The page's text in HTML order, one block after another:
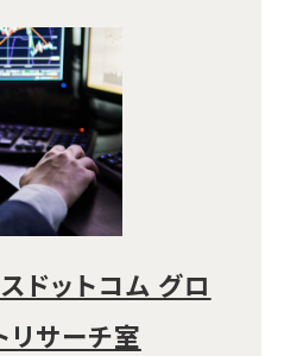
ドットコム グロ
リサーチ室